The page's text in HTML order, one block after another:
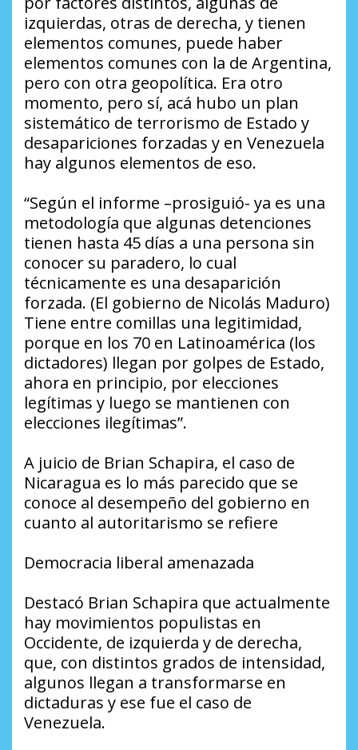
izquierdas, otras de derecha, y tienen
elementos comunes, puede haber
elementos comunes con la de Argentina,
pero con otra geopolítica. Era otro
momento, pero sí, acá hubo un plan
sistemático de terrorismo de Estado y
desapariciones forzadas y en Venezuela
hay algunos elementos de eso.
“Según el informe –prosiguió- ya es una
metodología que algunas detenciones
tienen hasta 45 días a una persona sin
conocer su paradero, lo cual
técnicamente es una desaparición
forzada. (El gobierno de Nicolás Maduro)
Tiene entre comillas una legitimidad,
porque en los 70 en Latinoamérica (los
dictadores) llegan por golpes de Estado,
ahora en principio, por elecciones
legítimas y luego se mantienen con
elecciones ilegítimas”.
A juicio de Brian Schapira, el caso de
Nicaragua es lo más parecido que se
conoce al desempeño del gobierno en
cuanto al autoritarismo se refiere
Democracia liberal amenazada
Destacó Brian Schapira que actualmente
hay movimientos populistas en
Occidente, de izquierda y de derecha,
que, con distintos grados de intensidad,
algunos llegan a transformarse en
dictaduras y ese fue el caso de
Venezuela.